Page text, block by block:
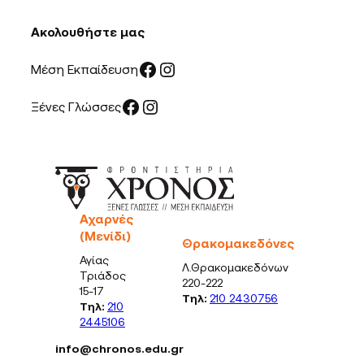
Ακολουθήστε μας
Μέση ΕκπαίδευσηFacebook Instagram
Ξένες ΓλώσσεςFacebook Instagram
Αχαρνές
(Μενίδι)
Αγίας
Τριάδος
15-17
Τηλ: 210
2445106
Θρακομακεδόνες
Λ.Θρακομακεδόνων
220-222
Τηλ: 210 2430756
info@chronos.edu.gr